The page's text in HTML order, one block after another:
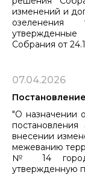
изменений и
озеленения
Собрания от
07.04.2026
"О назначении
внесении
межеванию
№ 14 города
утвержденную